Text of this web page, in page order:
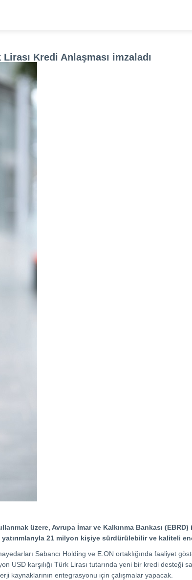
Kredi Anlaşması imzaladı
üzere, Avrupa İmar ve Kalkınma Bankası (EBRD)
21 milyon kişiye sürdürülebilir ve kaliteli
Sabancı Holding ve E.ON ortaklığında faaliyet
USD karşılığı Türk Lirası tutarında yeni bir kredi desteği
kaynaklarının entegrasyonu için çalışmalar yapacak.